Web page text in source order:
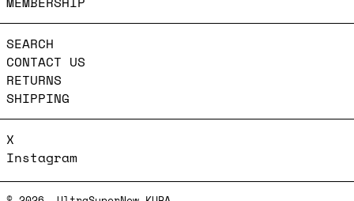
SEARCH
CONTACT US
RETURNS
SHIPPING
X
Instagram